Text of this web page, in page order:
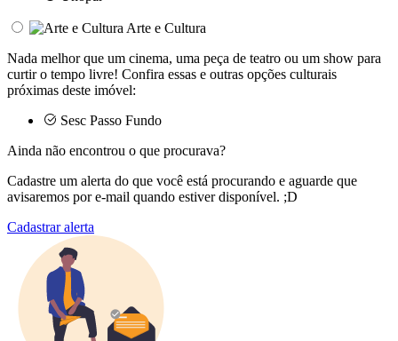
Arte e Cultura
Nada melhor que um cinema, uma peça de teatro ou um show para
curtir o tempo livre! Confira essas e outras opções culturais
próximas deste imóvel:
Sesc Passo Fundo
Ainda não encontrou o que procurava?
Cadastre um alerta do que você está procurando e aguarde que
avisaremos por e-mail quando estiver disponível. ;D
Cadastrar alerta